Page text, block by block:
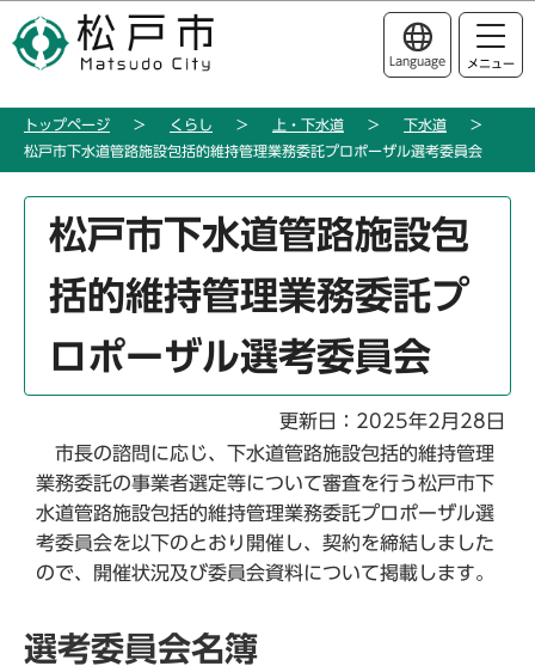
の
ー
このページの本文へ移動
Language メニュー
トップページ くらし 上・下水道
下水道
松戸市下水道管路施設包括的維持管理業務委託プロポーザル選考委員会
松戸市下水道管路施設包
括的維持管理業務委託プ
ロポーザル選考委員会
更新日：2025年2月28日
市長の諮問に応じ、下水道管路施設包括的維持管理
業務委託の事業者選定等について審査を行う松戸市下
水道管路施設包括的維持管理業務委託プロポーザル選
考委員会を以下のとおり開催し、契約を締結しました
ので、開催状況及び委員会資料について掲載します。
選考委員会名簿